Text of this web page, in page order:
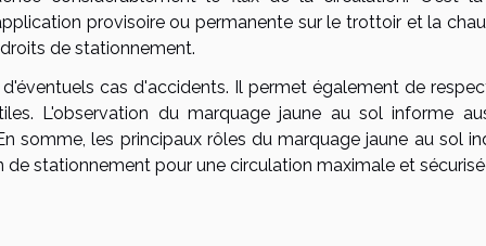
provisoire ou permanente sur le trottoir et la
de stationnement.
cas d'accidents. Il permet également de
L'observation du marquage jaune au sol informe
somme, les principaux rôles du marquage jaune au sol
stationnement pour une circulation maximale et